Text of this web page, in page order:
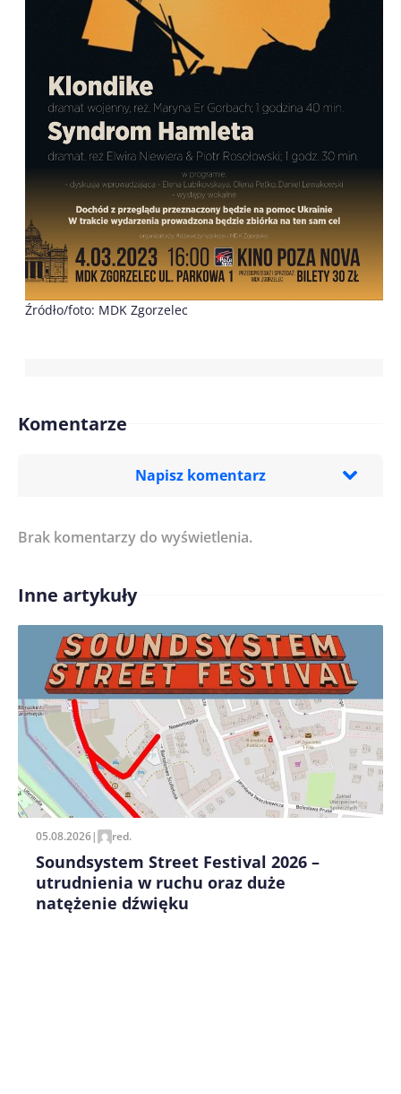
Źródło/foto: MDK Zgorzelec
Komentarze
Napisz komentarz
Treść komentarza*
Imię/ Nick*
Zapamiętaj moje dane w tej przeglądarce podczas
pisania kolejnych komentarzy.
Brak komentarzy do wyświetlenia.
Inne artykuły
05.08.2026| red.
Soundsystem Street Festival 2026 –
utrudnienia w ruchu oraz duże
natężenie dźwięku